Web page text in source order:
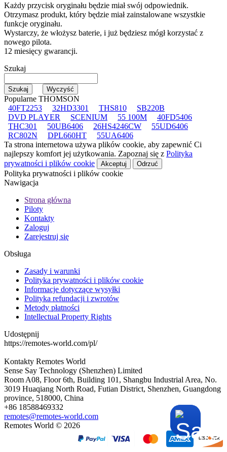
Każdy przycisk oryginału będzie miał swój odpowiednik.
Otrzymasz produkt, który będzie miał zainstalowane wszystkie
funkcje oryginału.
Wystarczy, że włożysz baterie, i już będziesz mógł korzystać z
nowego pilota.
12 miesięcy gwarancji.
Szukaj
Popularne THOMSON
40FT2253
32HD3301 THS810
SB220B
DVD PLAYER
SCENIUM 55 100M
40FD5406
THC301
50UB6406 26HS4246CW
55UD6406
RC802N
DPL660HT
55UA6406
Ta strona internetowa używa plików cookie, aby zapewnić Ci
najlepszy komfort jej użytkowania. Zapoznaj się z Polityka
prywatności i plików cookie
Akceptuj Odrzuć
Polityka prywatności i plików cookie
Nawigacja
Strona główna
Piloty
Kontakty
Zaloguj
Zarejestruj się
Obsługa
Zasady i warunki
Polityka prywatności i plików cookie
Informacje dotyczące wysyłki
Polityka refundacji i zwrotów
Metody płatności
Intellectual Property Rights
Udostępnij
https://remotes-world.com/pl/
Kontakty Remotes World
Sense Say Technology (Shenzhen) Limited
Room A08, Floor 6th, Building 101, Shangbu Industrial Area, No.
3019 Huaqiang North Road, Futian District, Shenzhen, Guangdong
province, 518000, China
+86 18588469332
remotes@remotes-world.com
Remotes World © 2026